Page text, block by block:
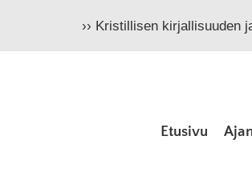
›› Kristillisen kirjallisuuden
Etusivu